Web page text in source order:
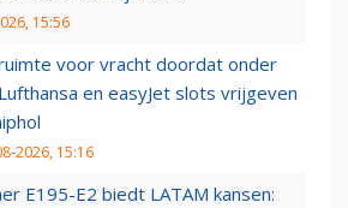
15:56
voor vracht doordat onder
en easyJet slots vrijgeven
2026, 15:16
E195-E2 biedt LATAM kansen: